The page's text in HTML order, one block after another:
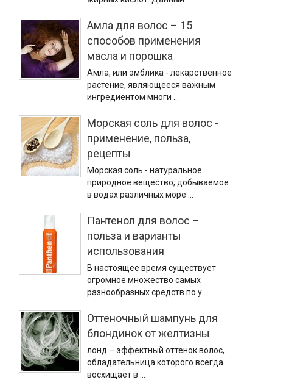
Амла для волос – 15
способов применения
масла и порошка
Амла, или эмблика - лекарственное
растение, являющееся важным
ингредиентом многи …
Морская соль для волос -
применение, польза,
рецепты
Морская соль - натуральное
природное вещество, добываемое
в водах различных море …
Пантенол для волос –
польза и варианты
использования
В настоящее время существует
огромное множество самых
разнообразных средств по у …
Оттеночный шампунь для
блондинок от желтизны
лонд – эффектный оттенок волос,
обладательница которого всегда
восхищает в …